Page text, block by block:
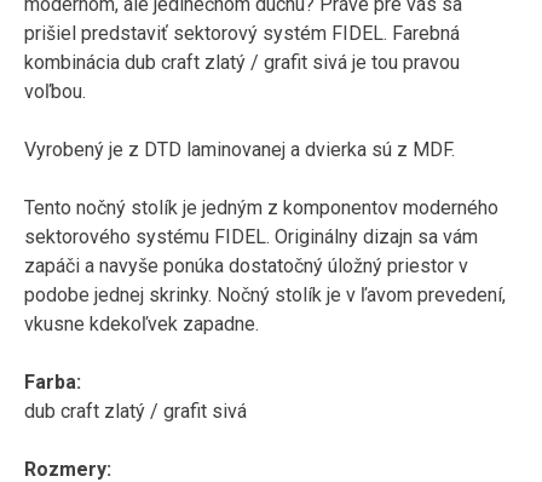
prišiel predstaviť sektorový systém FIDEL. Farebná
kombinácia dub craft zlatý / grafit sivá je tou pravou
voľbou.
Vyrobený je z DTD laminovanej a dvierka sú z MDF.
Tento nočný stolík je jedným z komponentov moderného
sektorového systému FIDEL. Originálny dizajn sa vám
zapáči a navyše ponúka dostatočný úložný priestor v
podobe jednej skrinky. Nočný stolík je v ľavom prevedení,
vkusne kdekoľvek zapadne.
Farba:
dub craft zlatý / grafit sivá
Rozmery: